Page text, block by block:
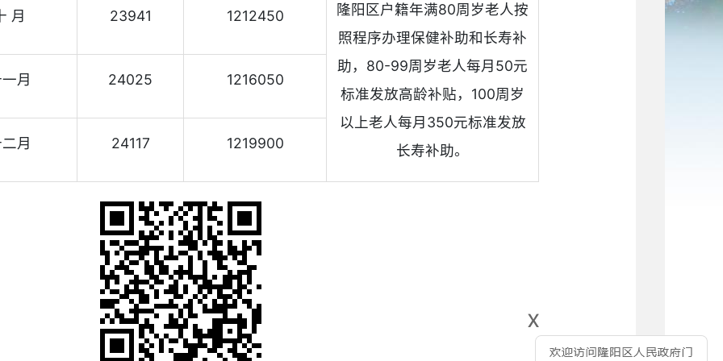
x
月 23941 1212450
隆阳区户籍年满80周岁老人按
照程序办理保健补助和长寿补
助，80-99周岁老人每月50元
标准发放高龄补贴，100周岁
以上老人每月350元标准发放
长寿补助。
月 24025 1216050
月 24117 1219900